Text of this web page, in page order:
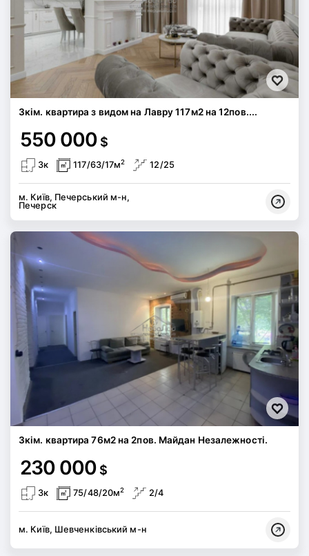
3кім. квартира з видом на Лавру 117м2 на 12пов....
550 000 $
3к 117/63/17м2 12/25
м. Київ, Печерський м-н,
Печерск
3кім. квартира 76м2 на 2пов. Майдан Незалежності.
230 000 $
3к 75/48/20м2 2/4
м. Київ, Шевченківський м-н